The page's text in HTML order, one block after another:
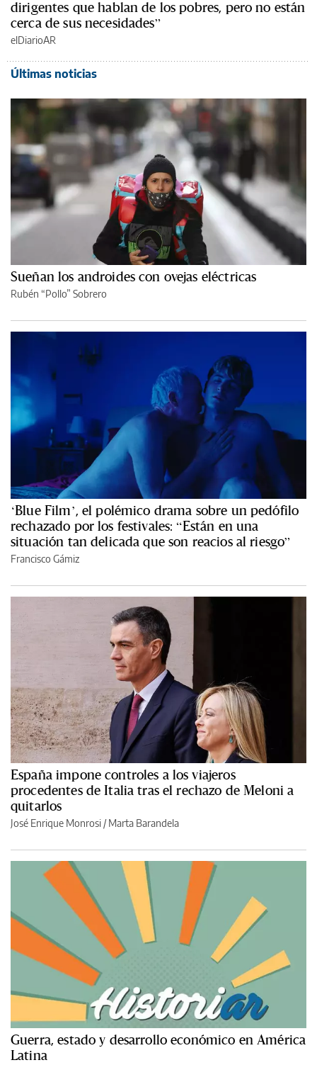
dirigentes que hablan de los pobres, pero no están
cerca de sus necesidades”
elDiarioAR
Últimas noticias
Sueñan los androides con ovejas eléctricas
Rubén “Pollo” Sobrero
‘Blue Film’, el polémico drama sobre un pedófilo
rechazado por los festivales: “Están en una
situación tan delicada que son reacios al riesgo”
Francisco Gámiz
España impone controles a los viajeros
procedentes de Italia tras el rechazo de Meloni a
quitarlos
José Enrique Monrosi / Marta Barandela
Guerra, estado y desarrollo económico en América
Latina